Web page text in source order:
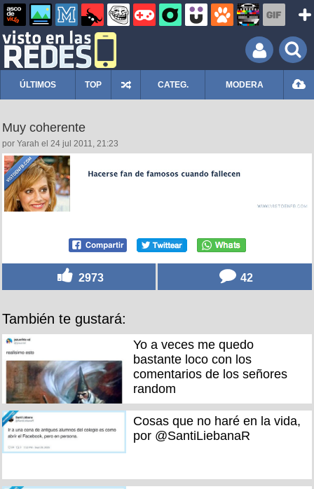
ÚLTIMOS TOP CATEG. MODERA
Muy coherente
por Yarah el 24 jul 2011, 21:23
2973 42
También te gustará:
Yo a veces me quedo
bastante loco con los
comentarios de los señores
random
Cosas que no haré en la vida,
por @SantiLiebanaR